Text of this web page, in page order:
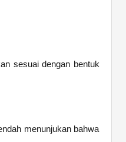
sesuai dengan bentuk
menunjukan bahwa